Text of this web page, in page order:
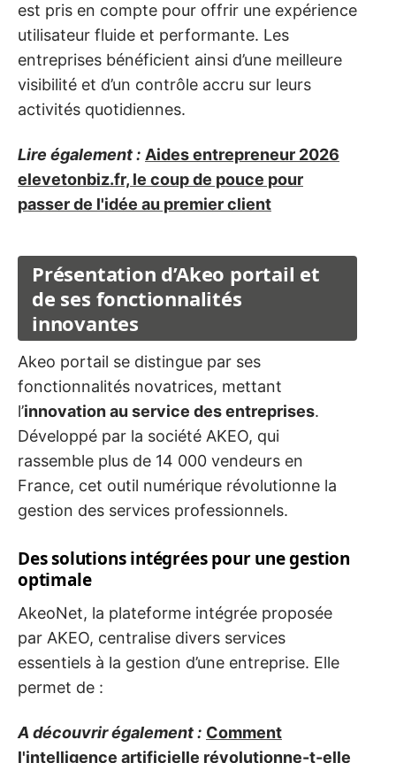
est pris en compte pour offrir une expérience
utilisateur fluide et performante. Les
entreprises bénéficient ainsi d’une meilleure
visibilité et d’un contrôle accru sur leurs
activités quotidiennes.
Lire également : Aides entrepreneur 2026
elevetonbiz.fr, le coup de pouce pour
passer de l'idée au premier client
Présentation d’Akeo portail et
de ses fonctionnalités
innovantes
Akeo portail se distingue par ses
fonctionnalités novatrices, mettant
l’innovation au service des entreprises.
Développé par la société AKEO, qui
rassemble plus de 14 000 vendeurs en
France, cet outil numérique révolutionne la
gestion des services professionnels.
Des solutions intégrées pour une gestion
optimale
AkeoNet, la plateforme intégrée proposée
par AKEO, centralise divers services
essentiels à la gestion d’une entreprise. Elle
permet de :
A découvrir également : Comment
l'intelligence artificielle révolutionne-t-elle